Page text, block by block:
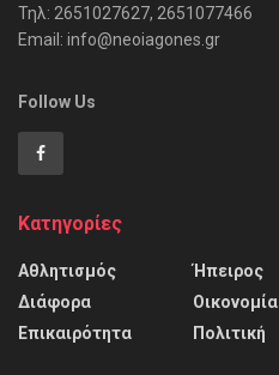
Τηλ: 2651027627, 2651077466
Email: info@neoiagones.gr
Follow Us
Κατηγορίες
Αθλητισμός
Διάφορα
Επικαιρότητα
Ήπειρος
Οικονομία
Πολιτική